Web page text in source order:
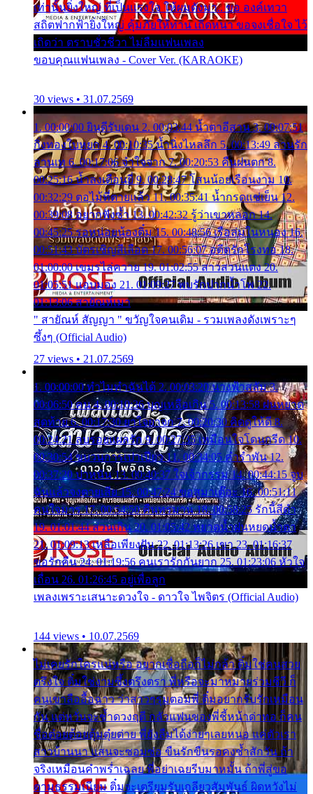
เท่านั้นยิ่งใหญ่ ที่เป็นแรงใจ ให้ผมดังมา.. ขอ องค์เทวา
สถิตฟากฟ้ายิ่งใหญ่ คุ้มภัยให้ท่าน เถิดหนา ขอจงเชื่อใจ ไว้
เถิดว่า ตราบชั่วชีวา ไม่ลืมแฟนเพลง
ขอบคุณแฟนเพลง - Cover Ver. (KARAOKE)
30 views • 31.07.2569
1. 00:00:00 ยินดีรับเดน 2. 00:03:44 น้ำตาอีสาน 3. 00:07:51
กิ่งทองใบหยก 4. 00:10:35 น้ำนิ่งไหลลึก 5. 00:13:49 ลานรัก
ลานเท 6. 00:17:06 จำใจจาก 7. 00:20:53 คืนฝนตก 8.
00:25:16 น้ำลงเดือนยี่ 9. 00:28:47 โสนน้อยเรือนงาม 10.
00:32:29 ตอไม้ที่ตายแล้ว 11. 00:35:41 น้ำกรดแช่เย็น 12.
00:39:08 อยากฟังซ้ำ 13. 00:42:32 รู้ว่าเขาหลอก 14.
00:45:25 รอหน่อยน้องติ๋ม 15. 00:48:56 เรือล่มในหนอง 16.
00:51:43 บัตรเชิญสีเลือด 17. 00:56:07 อดีตรักโรงทอ 18.
01:00:00 เขมรไล่ควาย 19. 01:02:55 สาวสวนแตง 20.
01:05:51 แอบมอง 21. 01:09:27 พบรักปากน้ำโพ 22.
01:13:06 สายัณห์เมา
" สายัณห์ สัญญา " ขวัญใจคนเดิม - รวมเพลงดังเพราะๆ
ซึ้งๆ (Official Audio)
27 views • 21.07.2569
1. 00:00:00 ทำไมทำฉันได้ 2. 00:03:20 นางฟ้าสลัม 3.
00:06:50 คน 4. 00:10:36 บุญเหลือเกิน 5. 00:13:58 ฝนหยาด
สุดท้าย 6. 00:17:30 ยาใจยาจก 7. 00:20:30 คิดดูให้ดี 8.
00:24:21 ลบรอยแผลรัก 9. 00:27:35 เหมือนใจโดนกรีด 10.
00:30:54 ขบวนการเปาเปียว 11. 00:34:05 คำรำพัน 12.
00:37:20 ปาหนัน 13. 00:40:37 ใจเจ้ากรรม 14. 00:44:15 จูบ
ฉันแล้วจงตายเสีย 15. 00:47:24 ขอสูมาเต๊อะ 16. 00:51:11
คนใจมาร 17. 00:54:50 คืนทรมาน 18. 00:58:25 รักนี้สีดำ
19. 01:01:44 ส่วนเกิน 20. 01:05:42 หยาดน้ำฝนหยดน้ำตา
21. 01:09:13 เหลือเพียงฝัน 22. 01:13:26 เขา 23. 01:16:37
ขอรักคืน 24. 01:19:56 คนเรารักกันยาก 25. 01:23:06 หัวใจ
เถื่อน 26. 01:26:45 อยู่เพื่อลูก
เพลงเพราะเสนาะดวงใจ - ดาวใจ ไพจิตร (Official Audio)
144 views • 10.07.2569
ไม่เคยรักใครแน่หรือ อยากเชื่อถือก็ไม่กล้า ติ๋มใช่คนสวย
ตรึงใจ ติ๋มใช่งามซึ้งตรึงตรา พี่หรือจะมาหมายร่วมชีวี ก็
คนเขาลืออื้อฉาว ว่าสาวๆรุมตอมพี่ ติ๋มอยากรับรักเหมือน
กัน แต่หวั่นจะช้ำดวงฤดี กลัวแฟนของพี่ชี้หน้าด่าทอ ก็คน
ชื่อต๋อยต้อยตุ้มตุ๋ยต่าย พี่ยังลืมได้ง่ายๆเลยหนอ แค่ตัวเรา
สาวบ้านนา แสนจะซอมซ่อ ขืนรักขืนรอคงช้ำสักวัน ถ้า
จริงเหมือนคำพร่ำเฉลย พี่อย่าเฉยรีบมาหมั้น ถ้าพี่สู่ขอ
ตามธรรมเนียม ติ๋มจะเตรียมรับเกลียวสัมพันธ์ ผิดหวังไม่